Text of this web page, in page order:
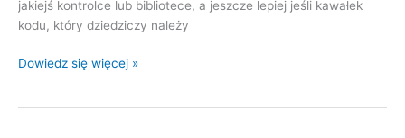
jakiejś kontrolce lub bibliotece, a jeszcze lepiej jeśli kawałek
kodu, który dziedziczy należy
Odziedzicz
Dowiedz się więcej »